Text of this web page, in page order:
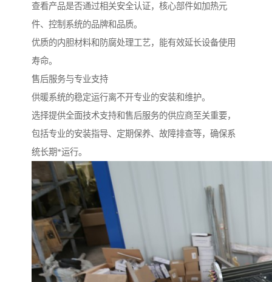
查看产品是否通过相关安全认证，核心部件如加热元
件、控制系统的品牌和品质。
优质的内胆材料和防腐处理工艺，能有效延长设备使用
寿命。
售后服务与专业支持
供暖系统的稳定运行离不开专业的安装和维护。
选择提供全面技术支持和售后服务的供应商至关重要，
包括专业的安装指导、定期保养、故障排查等，确保系
统长期*运行。